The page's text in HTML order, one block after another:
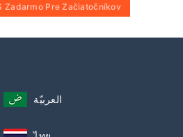
Zadarmo Pre Začiatočníkov
العربيّة